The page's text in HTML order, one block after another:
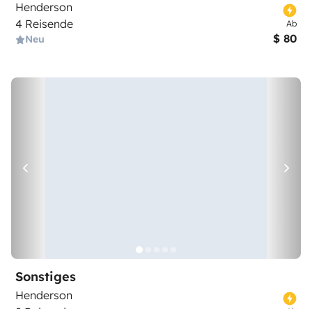
Henderson
4 Reisende
Neu
Ab
$ 80
Sonstiges
Henderson